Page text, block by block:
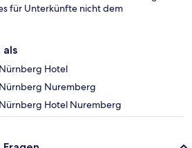
für Unterkünfte nicht dem
als
Hotel
Nuremberg
Hotel Nuremberg